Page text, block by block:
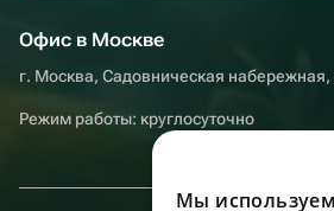
Офис в Москве
г. Москва, Садовническая
Режим работы: круглосуточно
Мы